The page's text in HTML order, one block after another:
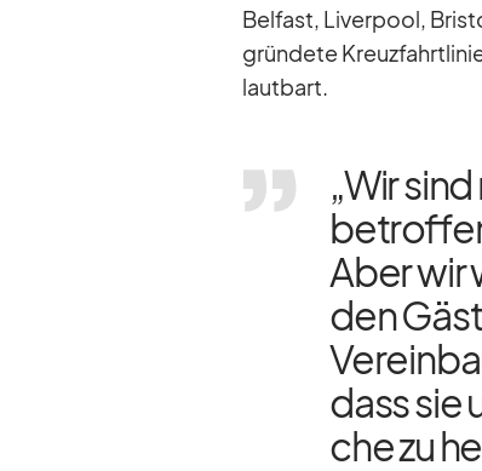
Bel­fast, Li­ver­pool,
grün­dete
laut­bart.
„Wir
Aber wir
den
dass sie
che zu